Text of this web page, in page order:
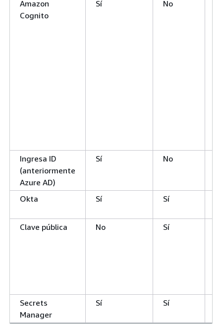
Amazon
Cognito
Sí No
Ingresa ID
(anteriormente
Azure AD)
Sí No
Okta Sí Sí
Clave pública No Sí
Secrets
Manager
Sí Sí